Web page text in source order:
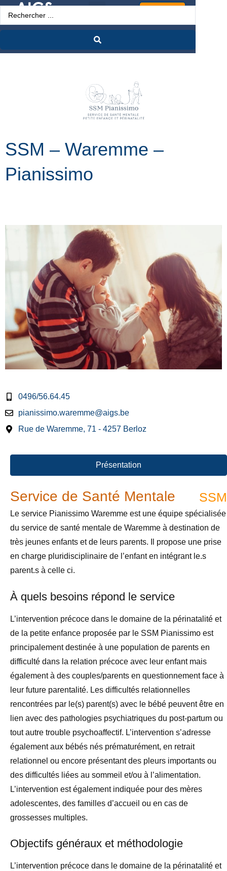
SSM – Waremme –
Pianissimo
0496/56.64.45
pianissimo.waremme@aigs.be
Rue de Waremme, 71 - 4257 Berloz
Présentation
Service de Santé Mentale SSM
Le service Pianissimo Waremme est une équipe spécialisée
du service de santé mentale de Waremme à destination de
très jeunes enfants et de leurs parents. Il propose une prise
en charge pluridisciplinaire de l’enfant en intégrant le.s
parent.s à celle ci.
À quels besoins répond le service
L’intervention précoce dans le domaine de la périnatalité et
de la petite enfance proposée par le SSM Pianissimo est
principalement destinée à une population de parents en
difficulté dans la relation précoce avec leur enfant mais
également à des couples/parents en questionnement face à
leur future parentalité. Les difficultés relationnelles
rencontrées par le(s) parent(s) avec le bébé peuvent être en
lien avec des pathologies psychiatriques du post-partum ou
tout autre trouble psychoaffectif. L’intervention s’adresse
également aux bébés nés prématurément, en retrait
relationnel ou encore présentant des pleurs importants ou
des difficultés liées au sommeil et/ou à l’alimentation.
L’intervention est également indiquée pour des mères
adolescentes, des familles d’accueil ou en cas de
grossesses multiples.
Objectifs généraux et méthodologie
L’intervention précoce dans le domaine de la périnatalité et